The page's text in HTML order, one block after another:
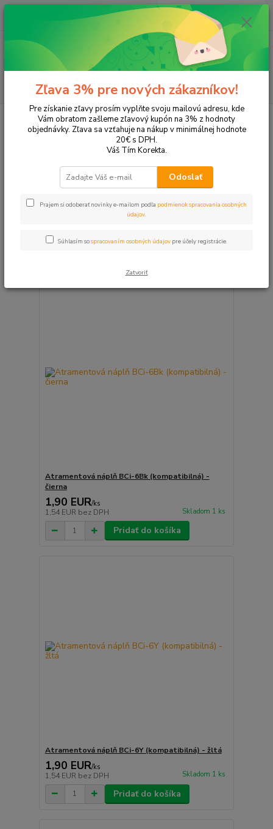
Hľadať
ks
za 0,00 EUR
Tonery a náplne do tlačiarní Canon iP8500
Upresniť parametre
Najdrahšie
Zobrazujem 1-4 z 4
Atramentová náplň BCi-6Bk (kompatibilná) -
čierna
1,90 EUR/ks
1,54 EUR bez DPH Skladom 1 ks
Pridať do košíka
Atramentová náplň BCi-6Y (kompatibilná) - žltá
1,90 EUR/ks
1,54 EUR bez DPH Skladom 1 ks
Pridať do košíka
Zľava 3% pre nových zákazníkov!
Pre získanie zľavy prosím vyplňte svoju mailovú adresu, kde
Vám obratom zašleme zľavový kupón na 3% z hodnoty
objednávky. Zľava sa vzťahuje na nákup v minimálnej hodnote
20€ s DPH.
Váš Tím Korekta.
Odoslať
Prajem si odoberať novinky e-mailom podľa podmienok spracovania osobných
údajov.
Súhlasím sospracovaním osobných údajov pre účely registrácie.
Zatvoriť